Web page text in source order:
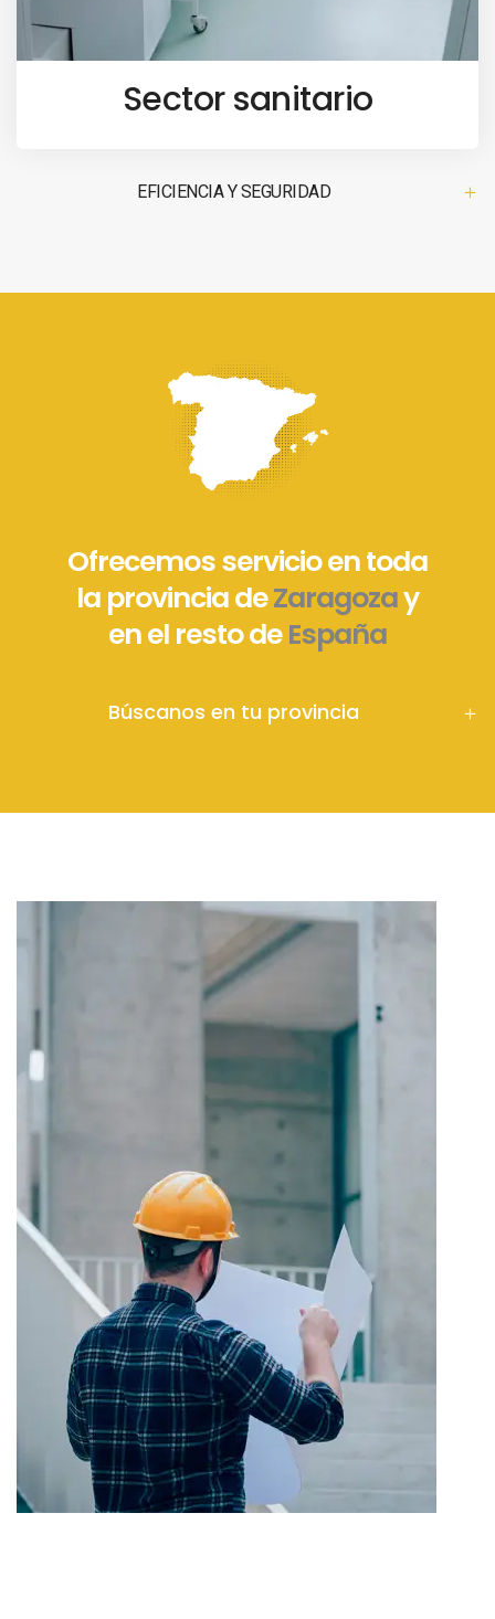
Sector sanitario
EFICIENCIA Y SEGURIDAD
Ofrecemos servicio en toda
la provincia deZaragozay
en el resto deEspaña
Búscanos en tu provincia